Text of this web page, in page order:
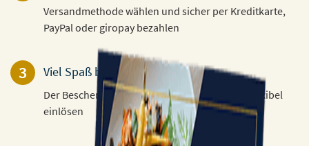
Versandmethode wählen und sicher per Kreditkarte,
PayPal oder giropay bezahlen
3 Viel Spaß beim Verschenken!
Der Beschenkte kann den Gutschein 3 Jahre flexibel
einlösen